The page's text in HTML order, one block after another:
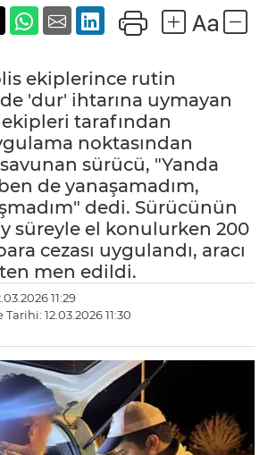
ekiplerince rutin
'dur' ihtarına uymayan
tarafından
noktasından
savunan sürücü, "Yanda
de yanaşamadım,
dedi. Sürücünün
süreyle el konulurken 200
cezası uygulandı, aracı
men edildi.
11:29
12.03.2026 11:30